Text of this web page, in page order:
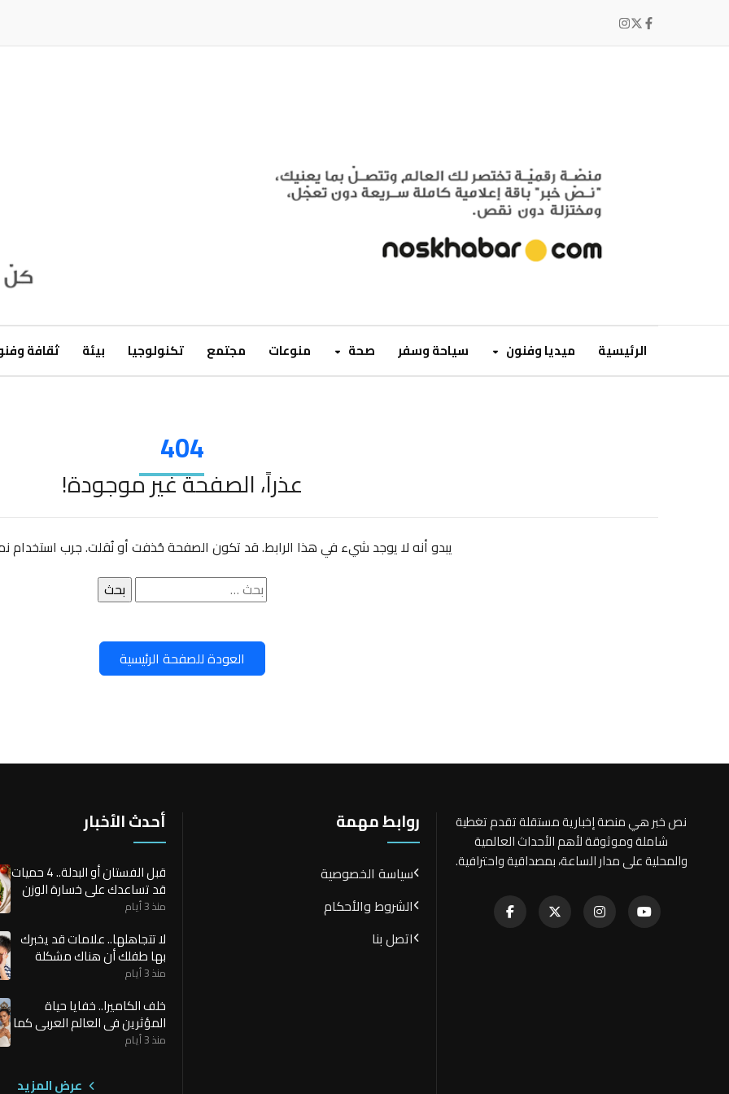
الرئيسية ميديا وفنون سياحة وسفر صحة منوعات مجتمع تكنولوجيا بيئة ثقافة
404
عذراً، الصفحة غير موجودة!
يبدو أنه لا يوجد شيء في هذا الرابط. قد تكون الصفحة حُذفت أو نُقلت. جرب استخدام
البحث
عن:
العودة للصفحة الرئيسية
نص خبر هي منصة إخبارية مستقلة تقدم تغطية
شاملة وموثوقة لأهم الأحداث العالمية
والمحلية على مدار الساعة، بمصداقية واحترافية.
روابط مهمة
سياسة الخصوصية
الشروط والأحكام
اتصل بنا
أحدث الأخبار
قبل الفستان أو البدلة.. 4 حميات
قد تساعدك على خسارة الوزن
بسرعة
منذ 3 أيام
لا تتجاهلها.. علامات قد يخبرك
بها طفلك أن هناك مشكلة
صحية
منذ 3 أيام
خلف الكاميرا.. خفايا حياة
المؤثرين في العالم العربي كما
لا يراها الجمهور
منذ 3 أيام
عرض المزيد